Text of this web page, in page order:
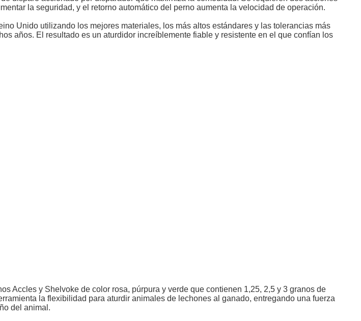
la seguridad, y el retorno automático del perno aumenta la velocidad de operación.
Unido utilizando los mejores materiales, los más altos estándares y las tolerancias más
años. El resultado es un aturdidor increíblemente fiable y resistente en el que confían los
Accles y Shelvoke de color rosa, púrpura y verde que contienen 1,25, 2,5 y 3 granos de
la flexibilidad para aturdir animales de lechones al ganado, entregando una fuerza
del animal.